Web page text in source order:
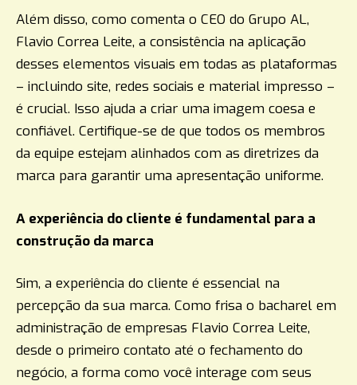
Além disso, como comenta o CEO do Grupo AL,
Flavio Correa Leite, a consistência na aplicação
desses elementos visuais em todas as plataformas
– incluindo site, redes sociais e material impresso –
é crucial. Isso ajuda a criar uma imagem coesa e
confiável. Certifique-se de que todos os membros
da equipe estejam alinhados com as diretrizes da
marca para garantir uma apresentação uniforme.
A experiência do cliente é fundamental para a
construção da marca
Sim, a experiência do cliente é essencial na
percepção da sua marca. Como frisa o bacharel em
administração de empresas Flavio Correa Leite,
desde o primeiro contato até o fechamento do
negócio, a forma como você interage com seus